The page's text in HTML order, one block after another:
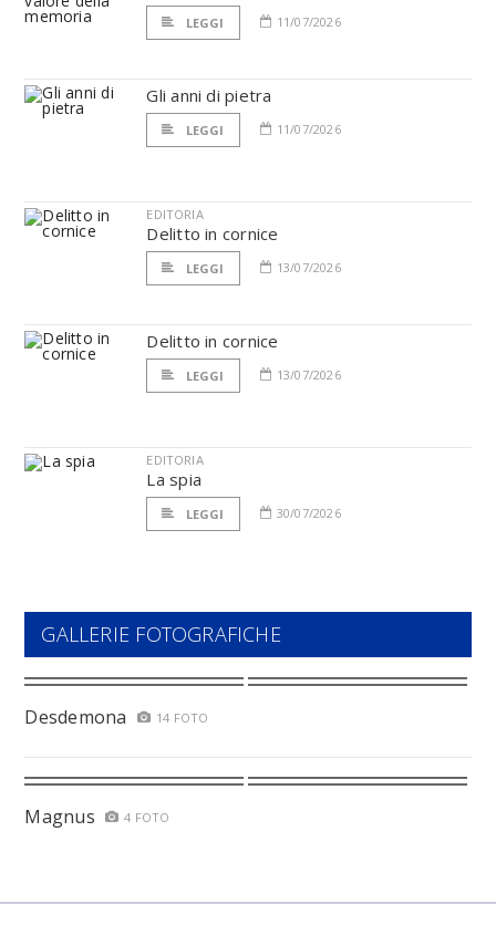
LEGGI 11/07/2026
Gli anni di pietra
LEGGI 11/07/2026
EDITORIA
Delitto in cornice
LEGGI 13/07/2026
Delitto in cornice
LEGGI 13/07/2026
EDITORIA
La spia
LEGGI 30/07/2026
GALLERIE FOTOGRAFICHE
Desdemona 14 FOTO
Magnus 4 FOTO